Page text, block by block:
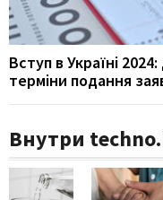
Вступ в Україні
терміни подання
Внутри